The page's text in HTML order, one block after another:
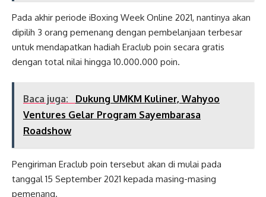
Pada akhir periode iBoxing Week Online 2021, nantinya akan
dipilih 3 orang pemenang dengan pembelanjaan terbesar
untuk mendapatkan hadiah Eraclub poin secara gratis
dengan total nilai hingga 10.000.000 poin.
Baca juga:
Dukung UMKM Kuliner, Wahyoo
Ventures Gelar Program Sayembarasa
Roadshow
Pengiriman Eraclub poin tersebut akan di mulai pada
tanggal 15 September 2021 kepada masing-masing
pemenang.